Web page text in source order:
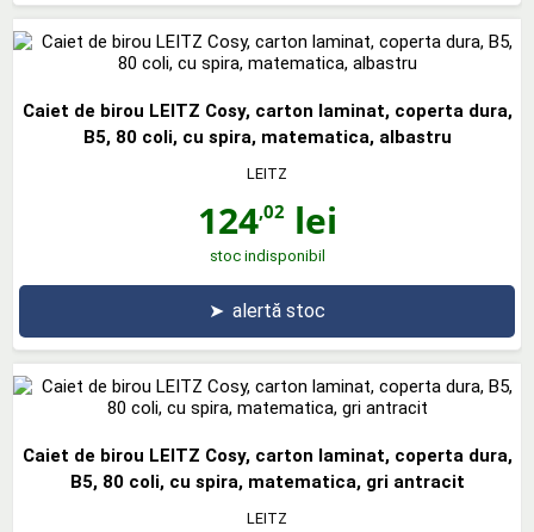
Caiet de birou LEITZ Cosy, carton laminat, coperta dura,
B5, 80 coli, cu spira, matematica, albastru
LEITZ
124,02lei
stoc indisponibil
➤ alertă stoc
Caiet de birou LEITZ Cosy, carton laminat, coperta dura,
B5, 80 coli, cu spira, matematica, gri antracit
LEITZ